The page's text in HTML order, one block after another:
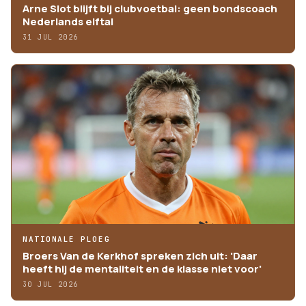
Arne Slot blijft bij clubvoetbal: geen bondscoach
Nederlands elftal
31 JUL 2026
NATIONALE PLOEG
Broers Van de Kerkhof spreken zich uit: 'Daar
heeft hij de mentaliteit en de klasse niet voor'
30 JUL 2026